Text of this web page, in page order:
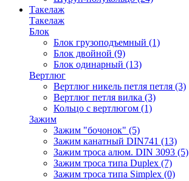
Такелаж
Такелаж
Блок
Блок грузоподъемный (1)
Блок двойной (9)
Блок одинарный (13)
Вертлюг
Вертлюг никель петля петля (3)
Вертлюг петля вилка (3)
Кольцо с вертлюгом (1)
Зажим
Зажим "бочонок" (5)
Зажим канатный DIN741 (13)
Зажим троса алюм. DIN 3093 (5)
Зажим троса типа Duplex (7)
Зажим троса типа Simplex (0)